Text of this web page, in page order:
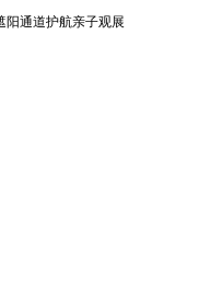
阳通道护航亲子观展